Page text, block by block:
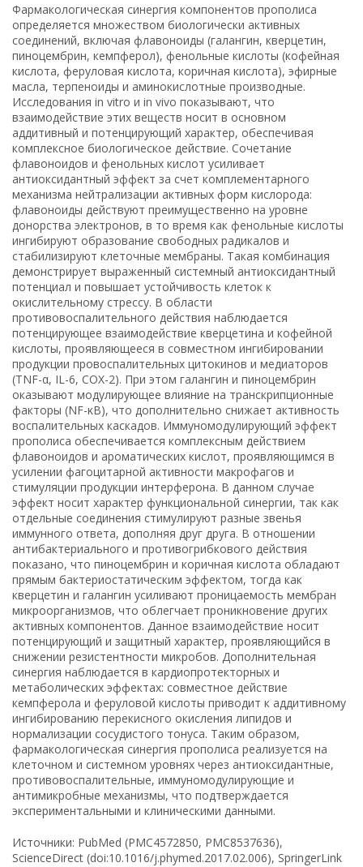
Фармакологическая синергия компонентов прополиса
определяется множеством биологически активных
соединений, включая флавоноиды (галангин, кверцетин,
пиноцембрин, кемпферол), фенольные кислоты (кофейная
кислота, феруловая кислота, коричная кислота), эфирные
масла, терпеноиды и аминокислотные производные.
Исследования in vitro и in vivo показывают, что
взаимодействие этих веществ носит в основном
аддитивный и потенцирующий характер, обеспечивая
комплексное биологическое действие. Сочетание
флавоноидов и фенольных кислот усиливает
антиоксидантный эффект за счет комплементарного
механизма нейтрализации активных форм кислорода:
флавоноиды действуют преимущественно на уровне
донорства электронов, в то время как фенольные кислоты
ингибируют образование свободных радикалов и
стабилизируют клеточные мембраны. Такая комбинация
демонстрирует выраженный системный антиоксидантный
потенциал и повышает устойчивость клеток к
окислительному стрессу. В области
противовоспалительного действия наблюдается
потенцирующее взаимодействие кверцетина и кофейной
кислоты, проявляющееся в совместном ингибировании
продукции провоспалительных цитокинов и медиаторов
(TNF-α, IL-6, COX-2). При этом галангин и пиноцембрин
оказывают модулирующее влияние на транскрипционные
факторы (NF-κB), что дополнительно снижает активность
воспалительных каскадов. Иммуномодулирующий эффект
прополиса обеспечивается комплексным действием
флавоноидов и ароматических кислот, проявляющимся в
усилении фагоцитарной активности макрофагов и
стимуляции продукции интерферона. В данном случае
эффект носит характер функциональной синергии, так как
отдельные соединения стимулируют разные звенья
иммунного ответа, дополняя друг друга. В отношении
антибактериального и противогрибкового действия
показано, что пиноцембрин и коричная кислота обладают
прямым бактериостатическим эффектом, тогда как
кверцетин и галангин усиливают проницаемость мембран
микроорганизмов, что облегчает проникновение других
активных компонентов. Данное взаимодействие носит
потенцирующий и защитный характер, проявляющийся в
снижении резистентности микробов. Дополнительная
синергия наблюдается в кардиопротекторных и
метаболических эффектах: совместное действие
кемпферола и феруловой кислоты приводит к аддитивному
ингибированию перекисного окисления липидов и
нормализации сосудистого тонуса. Таким образом,
фармакологическая синергия прополиса реализуется на
клеточном и системном уровнях через антиоксидантные,
противовоспалительные, иммуномодулирующие и
антимикробные механизмы, что подтверждается
экспериментальными и клиническими данными.
Источники: PubMed (PMC4572850, PMC8537636),
ScienceDirect (doi:10.1016/j.phymed.2017.02.006), SpringerLink